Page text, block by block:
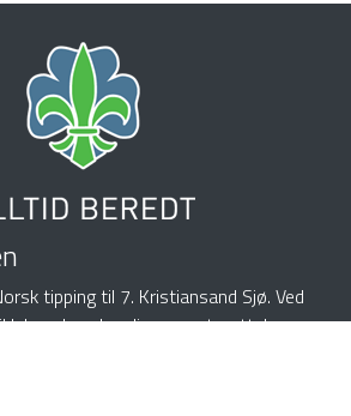
tipping til 7. Kristiansand Sjø. Ved
kan du velge din grasrotmottaker som